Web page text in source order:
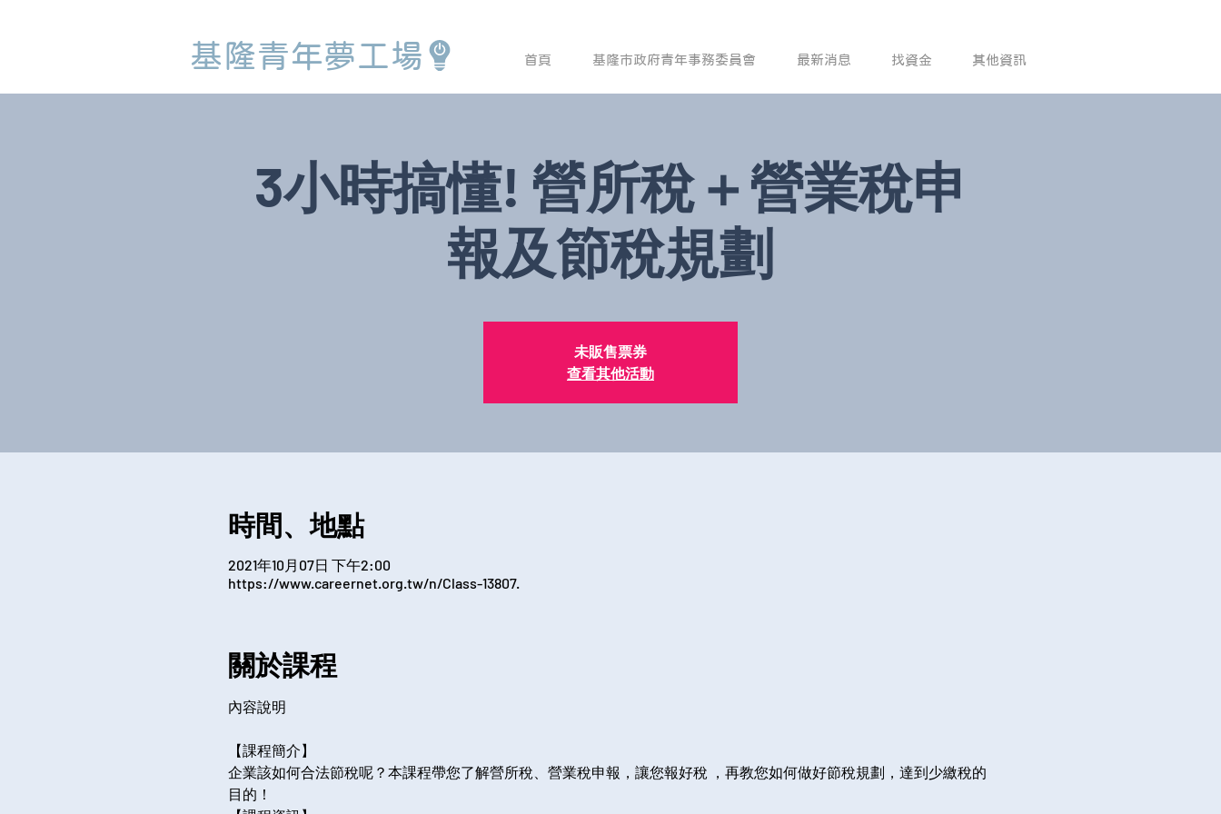
基隆青年夢工場 首頁 基隆市政府青年事務委員會 最新消息 找資金 其他資訊
3小時搞懂! 營所稅＋營業稅申
報及節稅規劃
未販售票券
查看其他活動
時間、地點
2021年10月07日 下午2:00
https://www.careernet.org.tw/n/Class-13807.
關於課程
【課程簡介】
企業該如何合法節稅呢？本課程帶您了解營所稅、營業稅申報，讓您報好稅 ，再教您如何做好節稅規劃，達到少繳稅的
目的！